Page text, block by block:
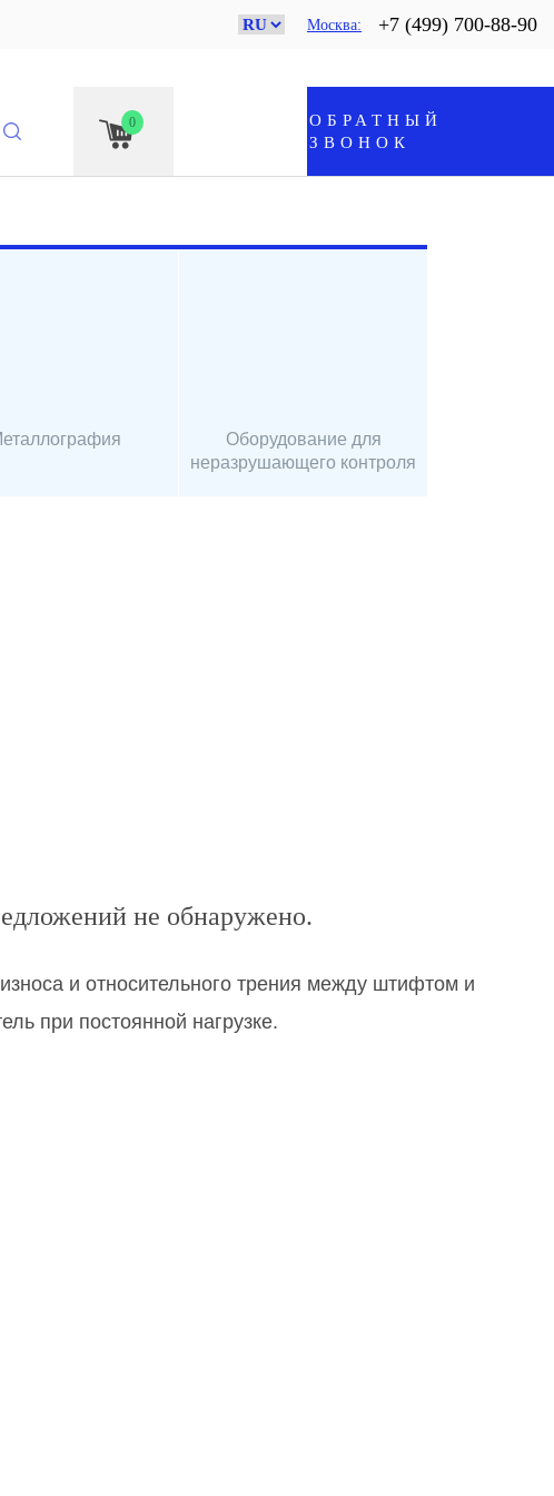
Москва +7 (499) 700-88-90
0
ОБРАТНЫЙ
ЗВОНОК
Оборудование для
неразрушающего контроля
не обнаружено.
и относительного трения между штифтом и
при постоянной нагрузке.